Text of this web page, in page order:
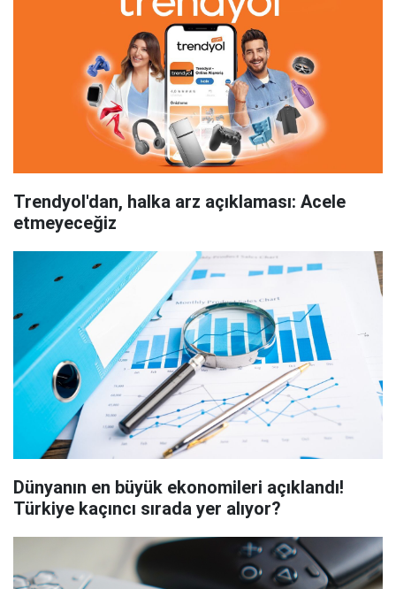
Trendyol'dan, halka arz açıklaması: Acele
etmeyeceğiz
Dünyanın en büyük ekonomileri açıklandı!
Türkiye kaçıncı sırada yer alıyor?